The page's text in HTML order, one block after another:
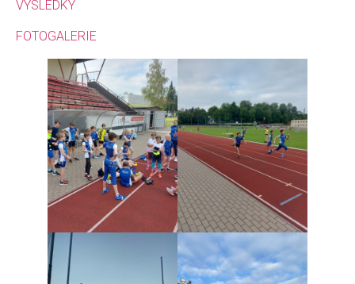
VÝSLEDKY
FOTOGALERIE